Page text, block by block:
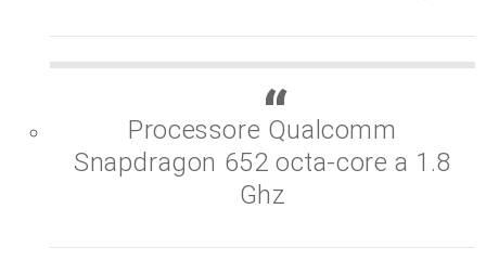
Processore Qualcomm
Snapdragon 652 octa-core a 1.8
Ghz